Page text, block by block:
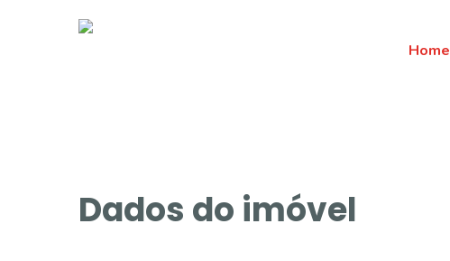
Home
Dados do imóvel